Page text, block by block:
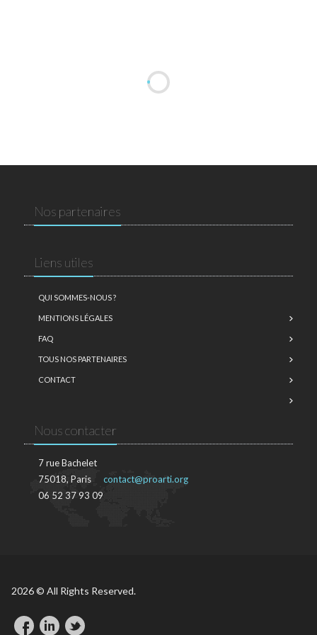
Nos partenaires
Liens utiles
QUI SOMMES-NOUS ?
MENTIONS LÉGALES
FAQ
TOUS NOS PARTENAIRES
CONTACT
Nous contacter
7 rue Bachelet
75018, Paris
06 52 37 93 09
contact@proarti.org
2026 © All Rights Reserved.